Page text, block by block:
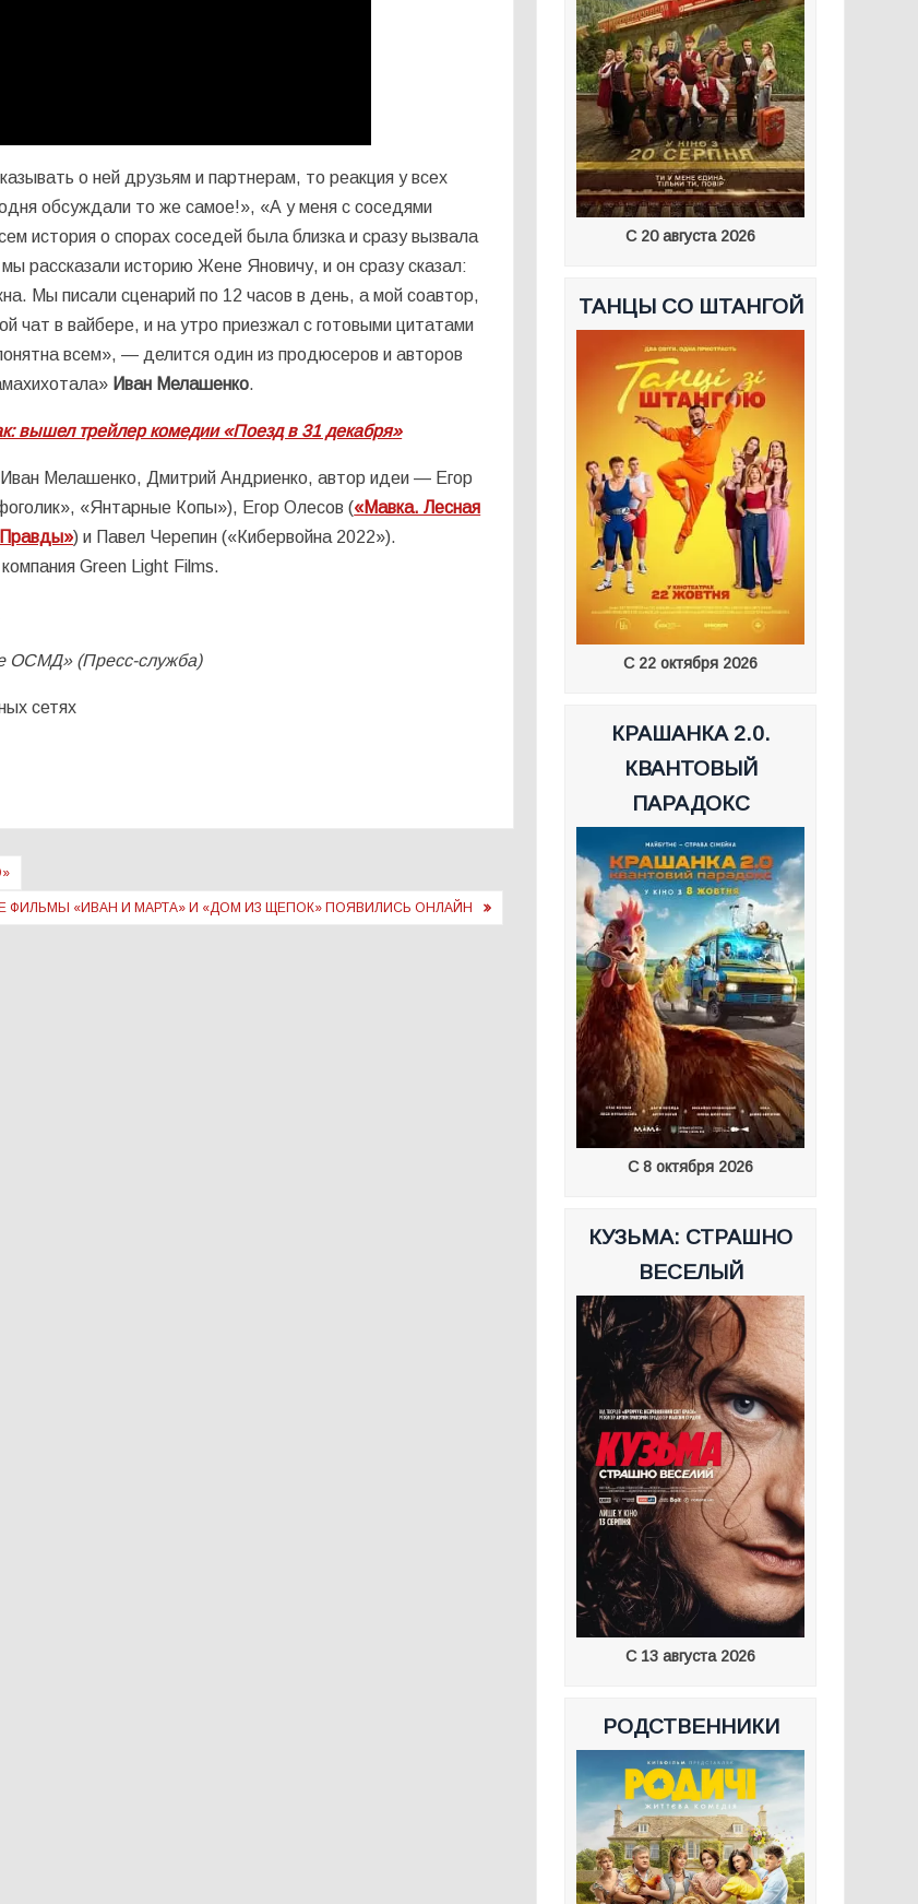
о ней друзьям и партнерам, то реакция у всех
обсуждали то же самое!», «А у меня с соседями
история о спорах соседей была близка и сразу вызвала
рассказали историю Жене Яновичу, и он сразу сказал:
Мы писали сценарий по 12 часов в день, а мой соавтор,
чат в вайбере, и на утро приезжал с готовыми цитатами
всем», — делится один из продюсеров и авторов
Иван Мелашенко.
вышел трейлер комедии «Поезд в 31 декабря»
Мелашенко, Дмитрий Андриенко, автор идеи — Егор
«Янтарные Копы»), Егор Олесов («Мавка. Лесная
) и Павел Черепин («Кибервойна 2022»).
Green Light Films.
ОСМД» (Пресс-служба)
сетях
ФИЛЬМЫ «ИВАН И МАРТА» И «ДОМ ИЗ ЩЕПОК» ПОЯВИЛИСЬ ОНЛАЙН
С 20 августа 2026
ТАНЦЫ СО ШТАНГОЙ
С 22 октября 2026
КРАШАНКА 2.0.
КВАНТОВЫЙ
ПАРАДОКС
С 8 октября 2026
КУЗЬМА: СТРАШНО
ВЕСЕЛЫЙ
С 13 августа 2026
РОДСТВЕННИКИ